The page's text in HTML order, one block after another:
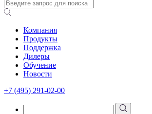
Компания
Продукты
Поддержка
Дилеры
Обучение
Новости
+7 (495) 291-02-00